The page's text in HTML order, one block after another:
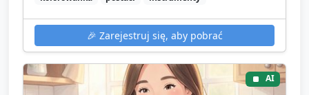
🎉 Zarejestruj się, aby pobrać
AI